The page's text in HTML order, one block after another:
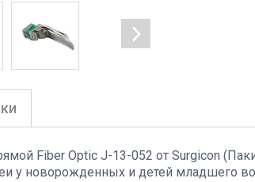
Fiber Optic J-13-052 от Surgicon
у новорожденных и детей младшего